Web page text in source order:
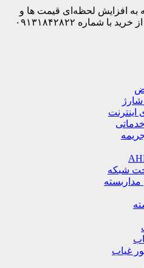
به افزایش لحظه‌ای قیمت ها و
کمبود اجناس در بازار لطفا قبل از خرید با شماره ۰۹۱۳۱۸۴۲۸۲۲
اینترنت
شبکه
مداربسته
غیاب